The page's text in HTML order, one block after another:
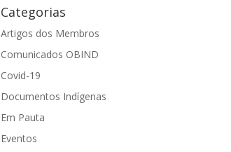
Categorias
Artigos dos Membros
Comunicados OBIND
Covid-19
Documentos Indígenas
Em Pauta
Eventos